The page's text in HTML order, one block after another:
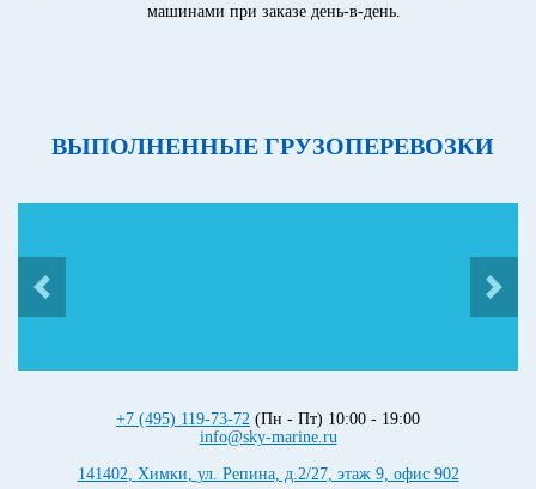
машинами при заказе день-в-день.
ВЫПОЛНЕННЫЕ ГРУЗОПЕРЕВОЗКИ
+7 (495) 119-73-72 (Пн - Пт) 10:00 - 19:00
info@sky-marine.ru
141402, Химки, ул. Репина, д.2/27, этаж 9, офис 902